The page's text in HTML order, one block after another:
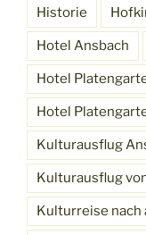
Historie
Hotel Ansbach
Hotel
Hotel
Kulturausflug
Kulturausflug
Kulturreise nach